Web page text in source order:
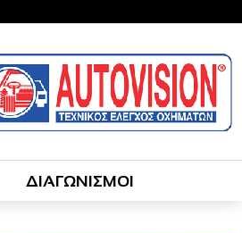
ΔΙΑΓΩΝΙΣΜΟΙ